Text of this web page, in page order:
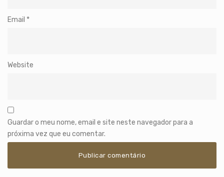
Email *
Website
Guardar o meu nome, email e site neste navegador para a
próxima vez que eu comentar.